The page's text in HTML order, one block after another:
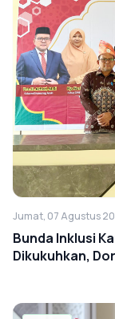
Jumat, 07 Agustus
Bunda Inklusi
Dikukuhkan,